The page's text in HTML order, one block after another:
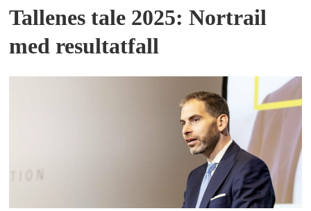
Tallenes tale 2025: Nortrail
med resultatfall